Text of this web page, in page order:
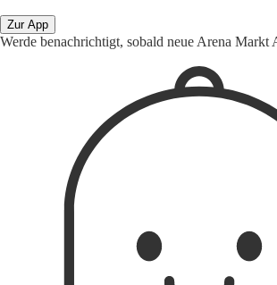
Zur App
Werde benachrichtigt, sobald neue Arena Markt